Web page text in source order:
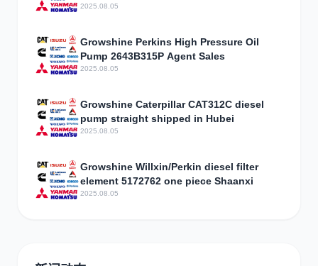
198216700Manitou phone
2025.08.05
Growshine Perkins High Pressure Oil
Pump 2643B315P Agent Sales
2025.08.05
Growshine Caterpillar CAT312C diesel
pump straight shipped in Hubei
2025.08.05
Growshine Willxin/Perkin diesel filter
element 5172762 one piece Shaanxi
2025.08.05